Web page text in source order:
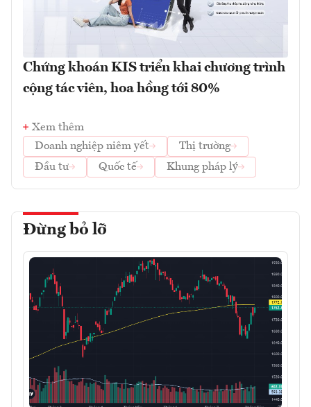
Chứng khoán KIS triển khai chương trình
cộng tác viên, hoa hồng tới 80%
Xem thêm
Doanh nghiệp niêm yết
Thị trường
Đầu tư
Quốc tế Khung pháp lý
Đừng bỏ lỡ